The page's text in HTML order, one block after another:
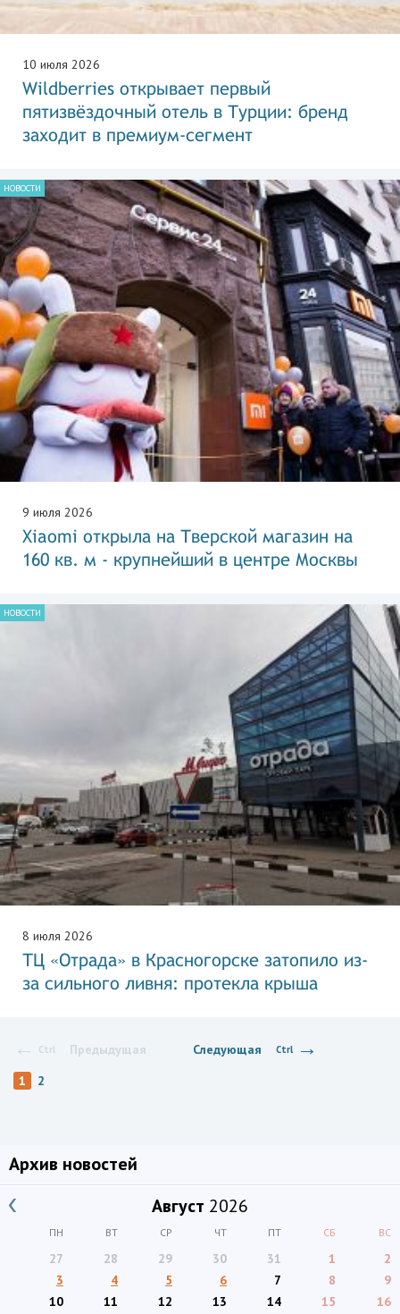
10 июля 2026
Wildberries открывает первый
пятизвёздочный отель в Турции: бренд
заходит в премиум-сегмент
НОВОСТИ
9 июля 2026
Xiaomi открыла на Тверской магазин на
160 кв. м - крупнейший в центре Москвы
НОВОСТИ
8 июля 2026
ТЦ «Отрада» в Красногорске затопило из-
за сильного ливня: протекла крыша
← Ctrl Предыдущая Следующая Ctrl →
1 2
Архив новостей
Август 2026
ПН ВТ СР ЧТ ПТ СБ ВС
27 28 29 30 31 1
2
3
4 5 6 7 8
9
10
11 12 13 14 15
16